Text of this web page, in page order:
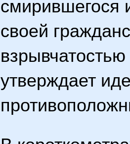
смирившегося
своей
утверждает